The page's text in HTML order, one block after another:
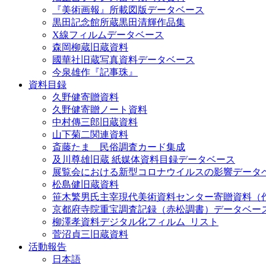
『美術画報』所載図版データベース
黒田記念館所蔵黒田清輝作品集
X線フィルムデータベース
森岡柳蔵旧蔵資料
國華社旧蔵写真資料データベース
今泉雄作『記事珠』
資料目録
久野健寄贈資料
久野健寄贈ノート資料
中村傳三郎旧蔵資料
山下菊二関連資料
斎藤たま 民俗調査カード集成
及川尊雄旧蔵 紙媒体資料目録データベース
展覧会における新型コロナウイルスの影響データ
松島健旧蔵資料
笹木繁男氏主宰現代美術資料センター寄贈資料（
京都府寺院重宝調査記録（赤松調書）データベー
柳澤孝資料デジタル化フィルム_リスト
菅沼貞三旧蔵資料
活動報告
日本語